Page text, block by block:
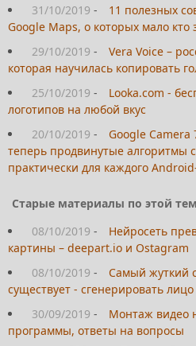
31/10/2019 -
11 полезных
Google Maps, о которых мало кто
29/10/2019 -
Vera Voice –
которая научилась копировать
25/10/2019 -
Looka.com -
логотипов на любой вкус
20/10/2019 -
Google Camera
теперь продвинутые алгоритмы
практически для каждого
Старые материалы по этой
08/10/2019 -
Нейросеть
картины – deepart.io и Ostagram
08/10/2019 -
Самый жуткий
существует - сгенерировать
30/09/2019 -
Монтаж видео
программы, ответы на вопросы